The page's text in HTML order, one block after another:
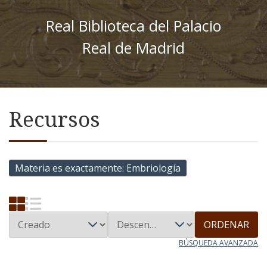
Real Biblioteca del Palacio
Real de Madrid
Recursos
Materia es exactamente Embriología
ORDENAR
BÚSQUEDA AVANZADA